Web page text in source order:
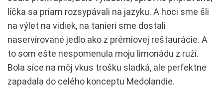
líčka sa priam rozsypávali na jazyku. A hoci sme šli
na výlet na vidiek, na tanieri sme dostali
naservírované jedlo ako z prémiovej reštaurácie. A
to som ešte nespomenula moju limonádu z ruží.
Bola síce na môj vkus trošku sladká, ale perfektne
zapadala do celého konceptu Medolandie.